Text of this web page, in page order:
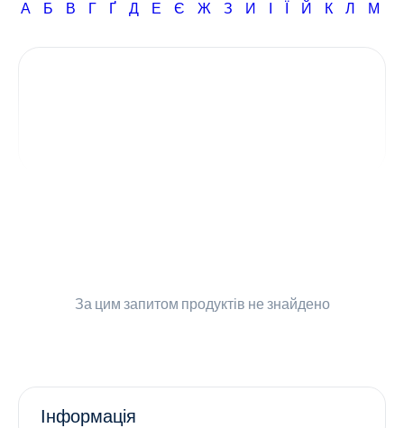
Всі продукти
А Б В Г Ґ Д Е Є Ж З И І Ї Й К Л М
За цим запитом продуктів не знайдено
Інформація